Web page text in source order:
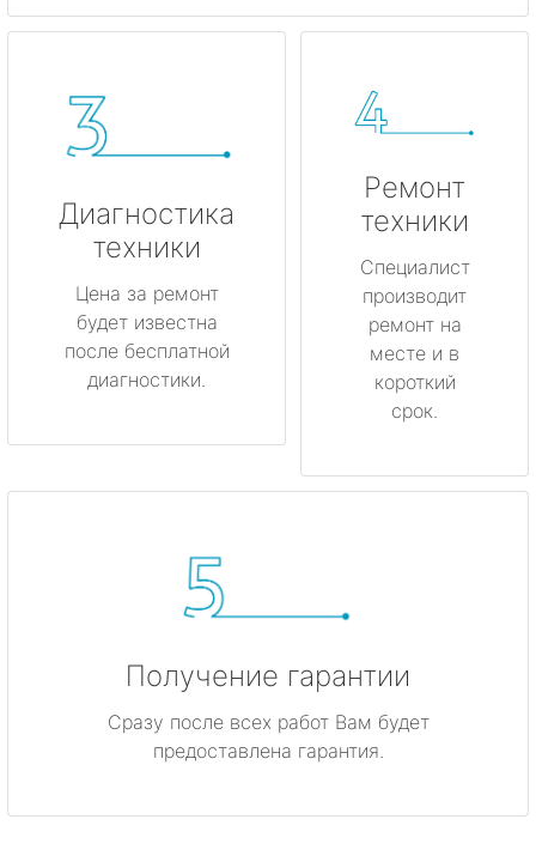
Диагностика
техники
Цена за ремонт
будет известна
после бесплатной
диагностики.
Ремонт
техники
Специалист
производит
ремонт на
месте и в
короткий
срок.
Получение гарантии
Сразу после всех работ Вам будет
предоставлена гарантия.